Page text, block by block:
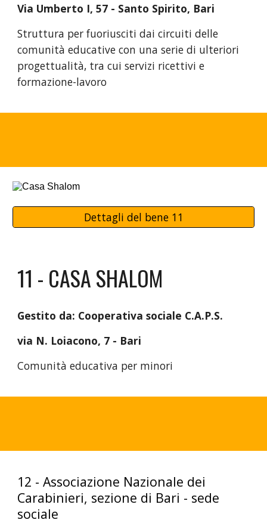
Via Umberto I, 57 - Santo Spirito, Bari
Struttura per fuoriusciti dai circuiti delle
comunità educative con una serie di ulteriori
progettualità, tra cui servizi ricettivi e
formazione-lavoro
Dettagli del bene 11
11 - CASA SHALOM
Gestito da: Cooperativa sociale C.A.P.S.
via N. Loiacono, 7 - Bari
Comunità educativa per minori
12 - Associazione Nazionale dei
Carabinieri, sezione di Bari - sede
sociale